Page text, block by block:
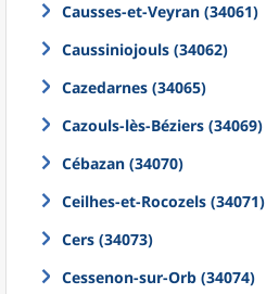
Causses-et-Veyran (34061)
Caussiniojouls (34062)
Cazedarnes (34065)
Cazouls-lès-Béziers (34069)
Cébazan (34070)
Ceilhes-et-Rocozels (34071)
Cers (34073)
Cessenon-sur-Orb (34074)